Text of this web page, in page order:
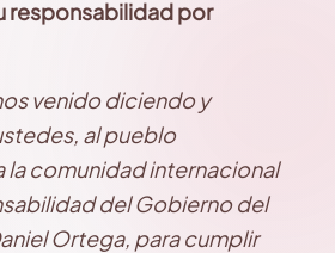
responsabilidad por
venido diciendo y
al pueblo
la comunidad internacional
del Gobierno del
Ortega, para cumplir